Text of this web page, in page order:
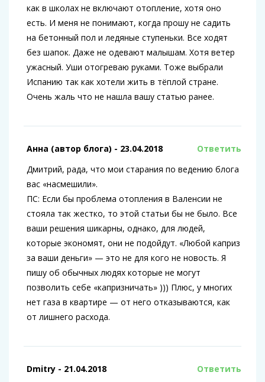
как в школах не включают отопление, хотя оно
есть. И меня не понимают, когда прошу не садить
на бетонный пол и ледяные ступеньки. Все ходят
без шапок. Даже не одевают малышам. Хотя ветер
ужасный. Уши отогреваю руками. Тоже выбрали
Испанию так как хотели жить в тёплой стране.
Очень жаль что не нашла вашу статью ранее.
Анна (автор блога) - 23.04.2018
Ответить
Дмитрий, рада, что мои старания по ведению блога
вас «насмешили».
ПС: Если бы проблема отопления в Валенсии не
стояла так жестко, то этой статьи бы не было. Все
ваши решения шикарны, однако, для людей,
которые экономят, они не подойдут. «Любой каприз
за ваши деньги» — это не для кого не новость. Я
пишу об обычных людях которые не могут
позволить себе «капризничать» ))) Плюс, у многих
нет газа в квартире — от него отказываются, как
от лишнего расхода.
Dmitry - 21.04.2018
Ответить